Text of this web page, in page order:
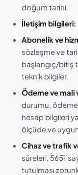
doğum tarihi.
İletişim bilgileri:
Abonelik ve
sözleşme ve
başlangıç/bitiş
teknik bilgiler.
Ödeme ve mali
durumu, ödeme
hesap bilgileri
ölçüde ve
Cihaz ve trafik
süreleri, 5651
tutulması